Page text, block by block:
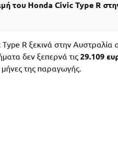
του Honda Civic Type R
R ξεκινά στην Αυστραλία
δεν ξεπερνά τις 29.109
της παραγωγής.